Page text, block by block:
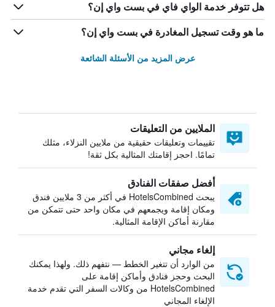
هل تتوفر خدمة الواي فاي في بست واي إن؟
ما هو وقت تسجيل المغادرة في بست واي إن؟
عرض المزيد من الأسئلة الشائعة
الملايين من التعليقات
تقييمات وتعليقات حقيقية من ملايين النزلاء، مثلك
تمامًا. احجز إقامتك المثالية بكل ثقة!
أفضل صفقات الفنادق
يبحث HotelsCombined في أكثر من 3 ملايين فندق
ومكان إقامة ويجمعهم في مكان واحد حتى تتمكن من
مقارنة أماكن الإقامة المثالية.
إلغاء مجاني
من الوارد أن تتغير الخطط — نتفهم ذلك. ولهذا يمكنك
البحث وحجز فنادق وأماكن إقامة على
HotelsCombined من وكالات السفر التي تقدم خدمة
الإلغاء المجاني